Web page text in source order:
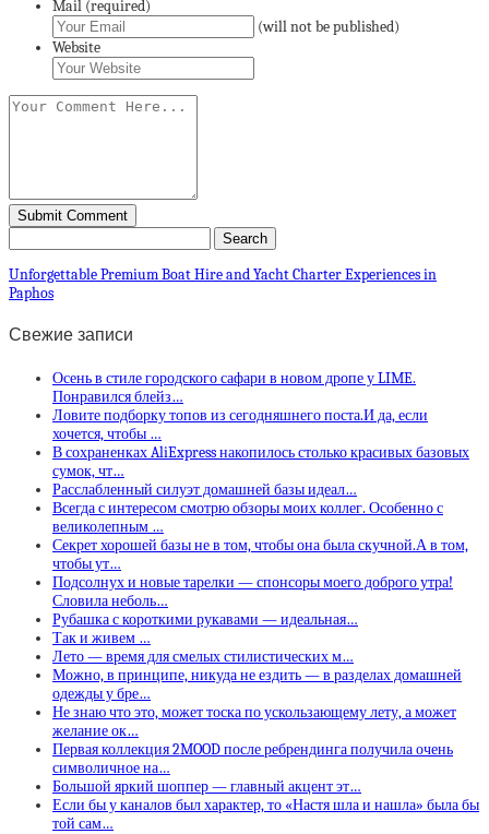
Mail (required)
(will not be published)
Website
Unforgettable Premium Boat Hire and Yacht Charter Experiences in
Paphos
Свежие записи
Осень в стиле городского сафари в новом дропе у LIME.
Понравился блейз…
Ловите подборку топов из сегодняшнего поста.И да, если
хочется, чтобы …
В сохраненках AliExpress накопилось столько красивых базовых
сумок, чт…
Расслабленный силуэт домашней базы идеал…
Всегда с интересом смотрю обзоры моих коллег. Особенно с
великолепным …
Секрет хорошей базы не в том, чтобы она была скучной.А в том,
чтобы ут…
Подсолнух и новые тарелки — спонсоры моего доброго утра!
Словила неболь…
Рубашка с короткими рукавами — идеальная…
Так и живем …
Лето — время для смелых стилистических м…
Можно, в принципе, никуда не ездить — в разделах домашней
одежды у бре…
Не знаю что это, может тоска по ускользающему лету, а может
желание ок…
Первая коллекция 2MOOD после ребрендинга получила очень
символичное на…
Большой яркий шоппер — главный акцент эт…
Если бы у каналов был характер, то «Настя шла и нашла» была бы
той сам…